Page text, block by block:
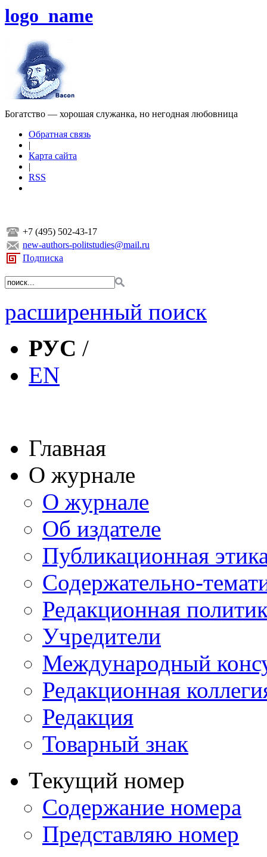
logo_name
Богатство — хорошая служанка, но негодная любовница
Обратная связь
|
Карта сайта
|
RSS
+7 (495) 502-43-17
new-authors-politstudies@mail.ru
Подписка
расширенный поиск
РУС /
EN
Главная
О журнале
О журнале
Об издателе
Публикационная
Содержательно-
Редакционная
Учредители
Международный
Редакционная
Редакция
Товарный знак
Текущий номер
Содержание номера
Представляю номер